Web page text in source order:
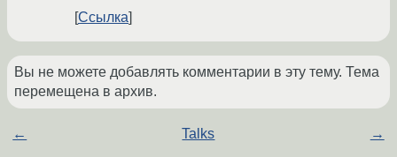
Ссылка
Вы не можете добавлять комментарии в эту тему. Тема
перемещена в архив.
← Talks →